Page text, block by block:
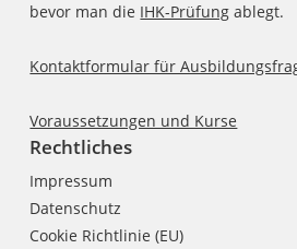
bevor man die IHK-Prüfung ablegt.
Kontaktformular für
Voraussetzungen und Kurse
Rechtliches
Impressum
Datenschutz
Cookie Richtlinie (EU)